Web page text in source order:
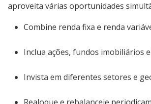
aproveita várias oportunidades
Combine renda fixa e renda
Inclua ações, fundos imobiliários e
Invista em diferentes setores e